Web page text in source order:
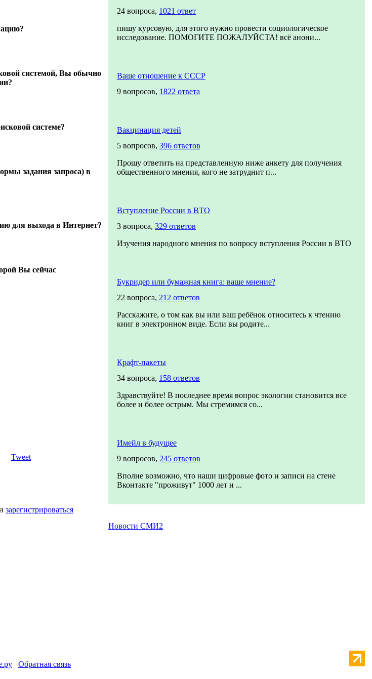
системой, Вы обычно
системе?
задания запроса) в
для выхода в Интернет?
Вы сейчас
Tweet
зарегистрироваться
24 вопроса, 1021 ответ
пишу курсовую, для этого нужно провести социологическое
исследование. ПОМОГИТЕ ПОЖАЛУЙСТА! всё анони...
Ваше отношение к СССР
9 вопросов, 1822 ответа
Вакцинация детей
5 вопросов, 396 ответов
Прошу ответить на представленную ниже анкету для получения
общественного мнения, кого не затруднит п...
Вступление России в ВТО
3 вопроса, 329 ответов
Изучения народного мнения по вопросу вступления России в ВТО
Букридер или бумажная книга: ваше мнение?
22 вопроса, 212 ответов
Расскажите, о том как вы или ваш ребёнок относитесь к чтению
книг в электронном виде. Если вы родите...
Крафт-пакеты
34 вопроса, 158 ответов
Здравствуйте! В последнее время вопрос экологии становится все
более и более острым. Мы стремимся со...
Имейл в будущее
9 вопросов, 245 ответов
Вполне возможно, что наши цифровые фото и записи на стене
Вконтакте "проживут" 1000 лет и ...
Новости СМИ2
Обратная связь